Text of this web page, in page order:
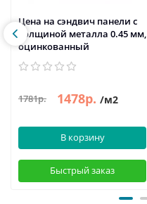
Цена на сэндвич панели с
толщиной металла 0.45 мм,
оцинкованный
1781р. 1478р. /м2
В корзину
Быстрый заказ